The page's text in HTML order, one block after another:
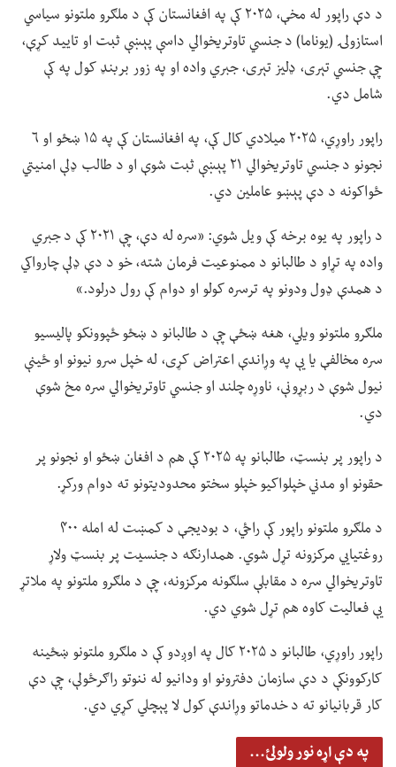
د دې راپور له مخې، ۲۰۲۵ کې په افغانستان کې د ملګرو ملتونو سیاسي
استازولۍ (یوناما) د جنسي تاوتریخوالي داسې پېښې ثبت او تایید کړې،
چې جنسي تېری، ډلیز تېری، جبري واده او په زور بربنډ کول په کې
شامل دي.
راپور راوړي، ۲۰۲۵ میلادي کال کې، په افغانستان کې په ۱۵ ښځو او ۶
نجونو د جنسي تاوتریخوالي ۲۱ پېښې ثبت شوې او د طالب ډلې امنیتي
ځواکونه د دې پېښو عاملین دي.
د راپور په یوه برخه کې ویل شوي: «سره له دې، چې ۲۰۲۱ کې د جبري
واده په تړاو د طالبانو د ممنوعیت فرمان شته، خو د دې ډلې چارواکي
د همدې ډول ودونو په ترسره کولو او دوام کې رول درلود.»
ملګرو ملتونو ویلي، هغه ښځې چې د طالبانو د ښځو ځپوونکو پالیسیو
سره مخالفې یا یې په وړاندې اعتراض کړی، له خپل سرو نیونو او ځینې
نیول شوې د ربړونې، ناوړه چلند او جنسي تاوتریخوالي سره مخ شوې
دي.
د راپور پر بنسټ، طالبانو په ۲۰۲۵ کې هم د افغان ښځو او نجونو پر
حقونو او مدني خپلواکیو خپلو سختو محدودیتونو ته دوام ورکړ.
د ملګرو ملتونو راپور کې راځي، د بودیجې د کمښت له امله ۴۰۰
روغتیايي مرکزونه تړل شوي. همدارنګه د جنسیت پر بنسټ ولاړ
تاوتریخوالي سره د مقابلې سلګونه مرکزونه، چې د ملګرو ملتونو په ملاتړ
یې فعالیت کاوه هم تړل شوي دي.
راپور راوړي، طالبانو د ۲۰۲۵ کال په اوږدو کې د ملګرو ملتونو ښځینه
کارکوونکې د دې سازمان دفترونو او ودانیو له ننوتو راګرځولې، چې دې
کار قربانیانو ته د خدماتو وړاندې کول لا پېچلي کړي دي.
په دې اړه نور ولولئ...